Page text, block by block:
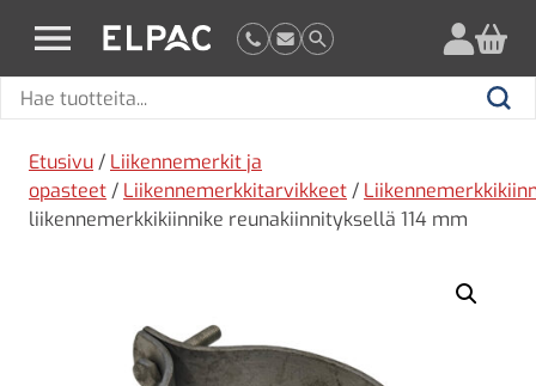
elpac.fi
Hae
Hae
Etusivu / Liikennemerkit ja
opasteet / Liikennemerkkitarvikkeet /
liikennemerkkikiinnike reunakiinnityksellä 114 mm